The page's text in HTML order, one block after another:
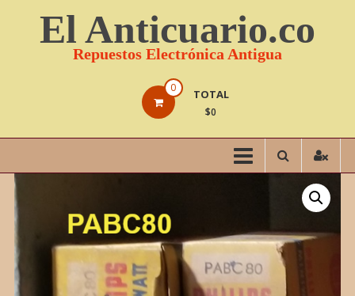
El Anticuario.co
Repuestos Electrónica Antigua
0 TOTAL
$0